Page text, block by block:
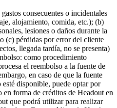
consecuentes o incidentales
alojamiento, comida, etc.); (b)
lesiones o daños durante la
(c) pérdidas por error del cliente
llegada tardía, no se presenta)
como procedimiento
el reembolso a la fuente de
en caso de que la fuente
disponible, puede optar por
en forma de créditos de Headout en
que podrá utilizar para realizar